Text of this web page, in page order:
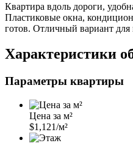
Квартира вдоль дороги,
Пластиковые окна,
готов. Отличный вариант
Характеристики
Параметры квартиры
Цена за м²
$1,121/м²